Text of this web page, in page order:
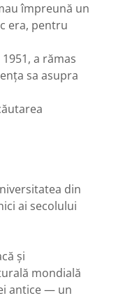
împreună un
era, pentru
a rămas
sa asupra
din
ai secolului
și
mondială
antice — un